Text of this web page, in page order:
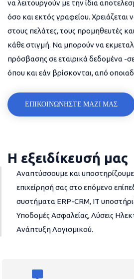
να λειτουργούν με την ίδια
όσο και εκτός γραφείου. Χρειάζεται
στους πελάτες, τους προμηθευτές
κάθε στιγμή. Να μπορούν να
πρόσβασης σε εταιρικά δεδομένα -
όπου και εάν βρίσκονται, από
ΕΠΙΚΟΙΝΩΝΗΣΤΕ ΜΑΖΙ ΜΑΣ
Η εξειδίκευσή μας
Αναπτύσσουμε και
επιχείρησή σας στο επόμενο
συστήματα ERP-CRM, IT
Υποδομές Ασφαλείας, Λύσεις
Ανάπτυξη Λογισμικού.